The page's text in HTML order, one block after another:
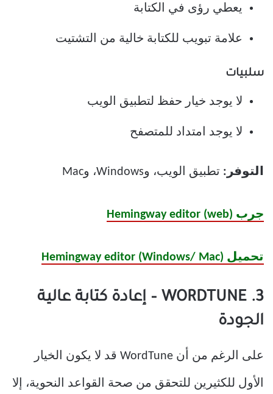
يعطي رؤى في الكتابة
علامة تبويب للكتابة خالية من التشتيت
سلبيات
لا يوجد خيار حفظ لتطبيق الويب
لا يوجد امتداد للمتصفح
التوفر: تطبيق الويب، وWindows، وMac
جرب Hemingway editor (web)
تحميل Hemingway editor (Windows/ Mac)
3. WORDTUNE – إعادة كتابة عالية
الجودة
على الرغم من أن WordTune قد لا يكون الخيار
الأول للكثيرين للتحقق من صحة القواعد النحوية، إلا